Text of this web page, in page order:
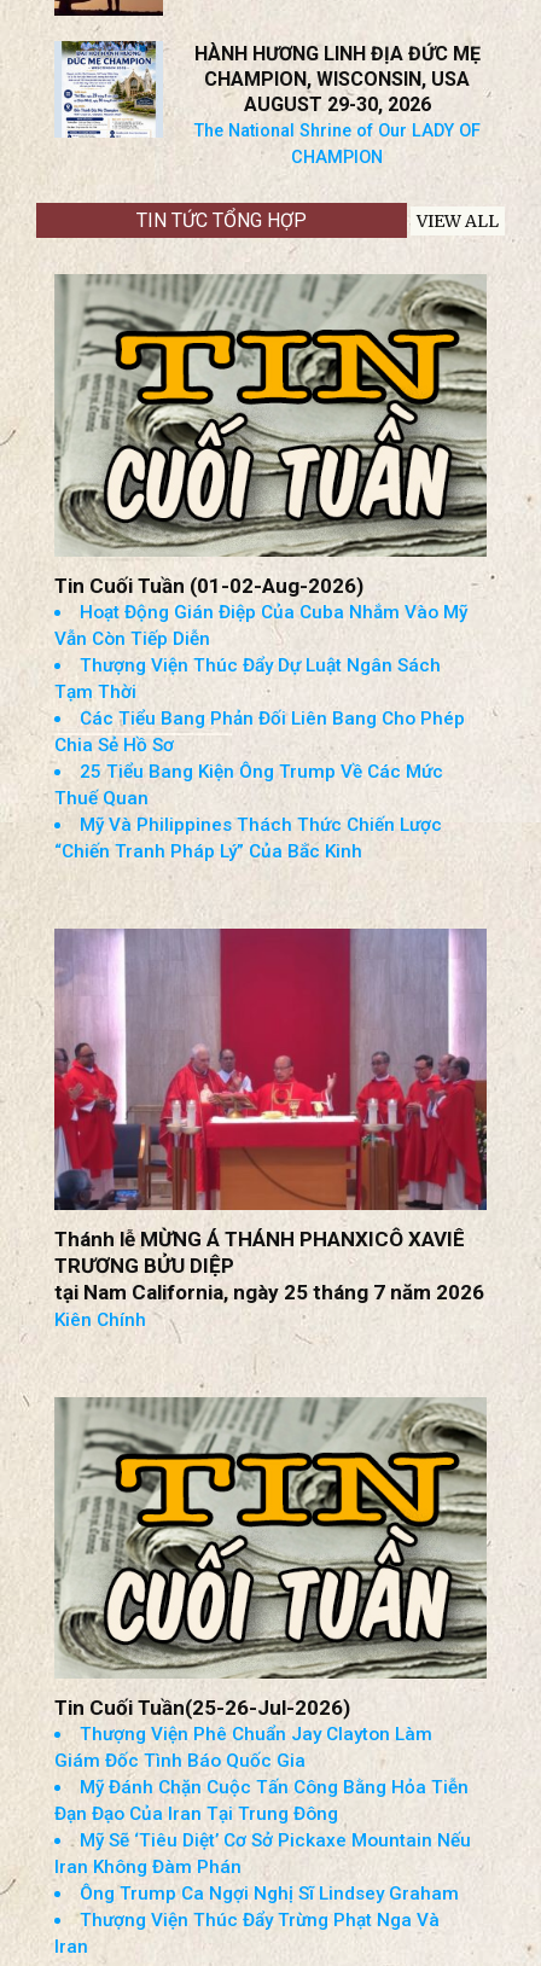
Jos. Minh Trực, OFM
HIỆN TƯỢNG MẸ ĐƠN THÂN
NGÀY NAY
TS Trần Mỹ Duyệt
HÀNH HƯƠNG LINH ĐỊA ĐỨC MẸ
CHAMPION, WISCONSIN, USA
AUGUST 29-30, 2026
The National Shrine of Our LADY OF
CHAMPION
TIN TỨC TỔNG HỢP VIEW ALL
Tin Cuối Tuần (01-02-Aug-2026)
Hoạt Động Gián Điệp Của Cuba Nhắm Vào Mỹ
Vẫn Còn Tiếp Diễn
Thượng Viện Thúc Đẩy Dự Luật Ngân Sách
Tạm Thời
Các Tiểu Bang Phản Đối Liên Bang Cho Phép
Chia Sẻ Hồ Sơ
25 Tiểu Bang Kiện Ông Trump Về Các Mức
Thuế Quan
“Chiến Tranh Pháp Lý” Của Bắc Kinh
Thánh lễ MỪNG Á THÁNH PHANXICÔ XAVIÊ
TRƯƠNG BỬU DIỆP
tại Nam California, ngày 25 tháng 7 năm 2026
Kiên Chính
Tin Cuối Tuần(25-26-Jul-2026)
Thượng Viện Phê Chuẩn Jay Clayton Làm
Giám Đốc Tình Báo Quốc Gia
Mỹ Đánh Chặn Cuộc Tấn Công Bằng Hỏa Tiễn
Đạn Đạo Của Iran Tại Trung Đông